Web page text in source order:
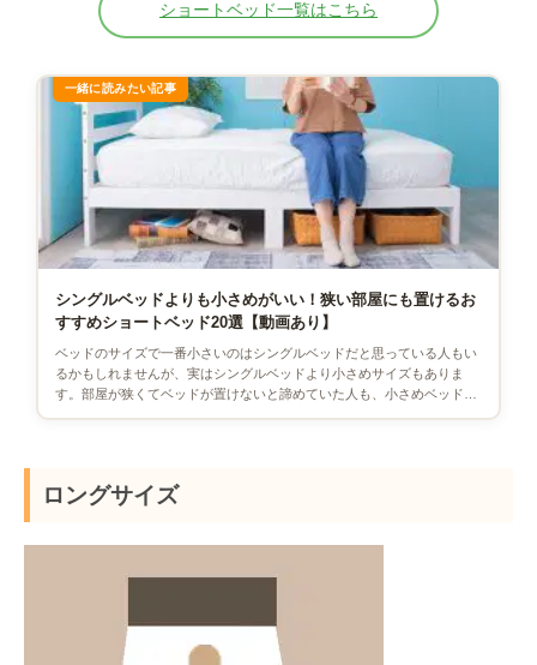
ショートベッド一覧はこちら
シングルベッドよりも小さめがいい！狭い部屋にも置けるお
すすめショートベッド20選【動画あり】
ベッドのサイズで一番小さいのはシングルベッドだと思っている人もい
るかもしれませんが、実はシングルベッドより小さめサイズもありま
す。部屋が狭くてベッドが置けないと諦めていた人も、小さめベッドな
ロングサイズ